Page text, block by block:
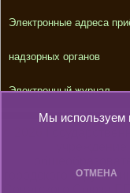
Мы используем
ОТМЕНА
Электронные адреса
надзорных органов
Электронный журнал
городского округа
Советского Союза